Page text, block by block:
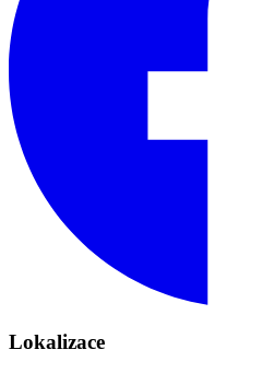
Lokalizace